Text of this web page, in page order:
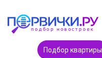
Подбор квартиры